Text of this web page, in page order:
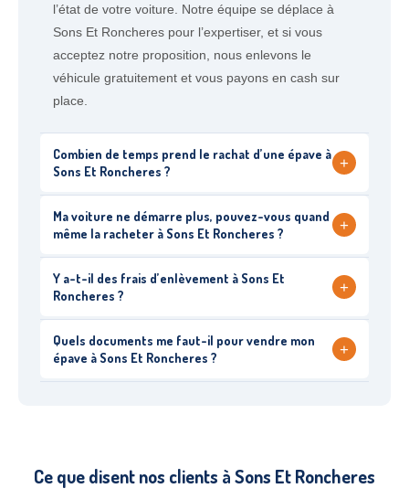
l’état de votre voiture. Notre équipe se déplace à
Sons Et Roncheres pour l’expertiser, et si vous
acceptez notre proposition, nous enlevons le
véhicule gratuitement et vous payons en cash sur
place.
Combien de temps prend le rachat d’une épave à
Sons Et Roncheres ?
+
Ma voiture ne démarre plus, pouvez-vous quand
même la racheter à Sons Et Roncheres ?
+
Y a-t-il des frais d’enlèvement à Sons Et
Roncheres ?
+
Quels documents me faut-il pour vendre mon
épave à Sons Et Roncheres ?
+
Ce que disent nos clients à Sons Et Roncheres